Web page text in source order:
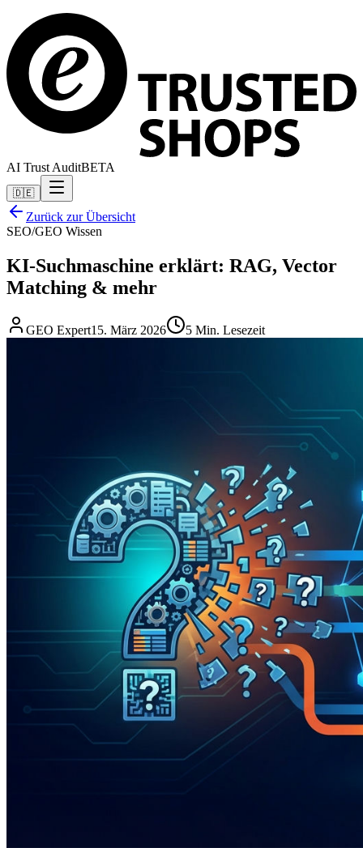
AI Trust AuditBETA
🇩🇪
Zurück zur Übersicht
SEO/GEO Wissen
KI-Suchmaschine erklärt: RAG, Vector
Matching & mehr
GEO Expert15. März 2026 5 Min. Lesezeit